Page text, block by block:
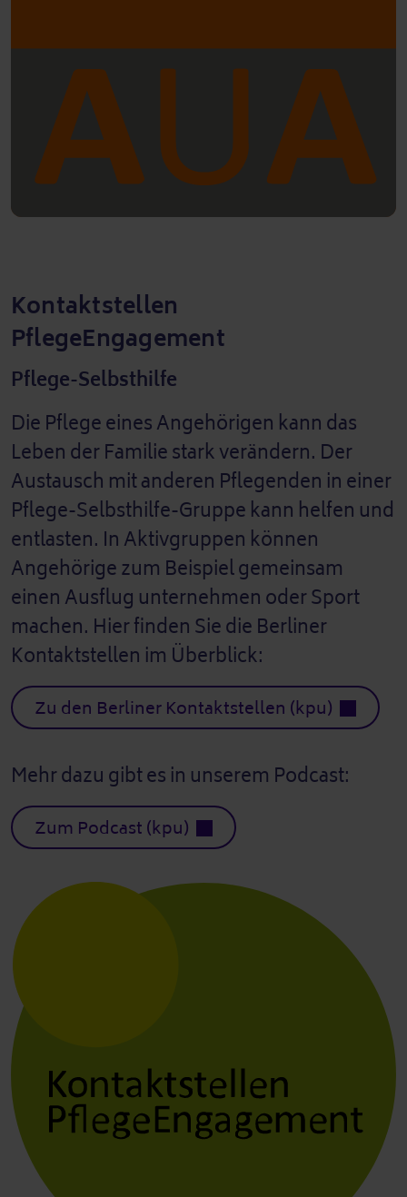
Kontaktstellen
PflegeEngagement
Pflege-Selbsthilfe
Die Pflege eines Angehörigen kann das
Leben der Familie stark verändern. Der
Austausch mit anderen Pflegenden in einer
Pflege-Selbsthilfe-Gruppe kann helfen und
entlasten. In Aktivgruppen können
Angehörige zum Beispiel gemeinsam
einen Ausflug unternehmen oder Sport
machen. Hier finden Sie die Berliner
Kontaktstellen im Überblick:
Zu den Berliner Kontaktstellen (kpu)
Mehr dazu gibt es in unserem Podcast:
Zum Podcast (kpu)